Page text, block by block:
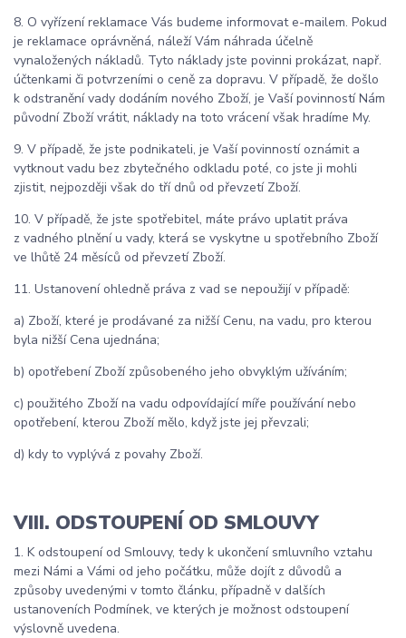
8. O vyřízení reklamace Vás budeme informovat e-mailem. Pokud
je reklamace oprávněná, náleží Vám náhrada účelně
vynaložených nákladů. Tyto náklady jste povinni prokázat, např.
účtenkami či potvrzeními o ceně za dopravu. V případě, že došlo
k odstranění vady dodáním nového Zboží, je Vaší povinností Nám
původní Zboží vrátit, náklady na toto vrácení však hradíme My.
9. V případě, že jste podnikateli, je Vaší povinností oznámit a
vytknout vadu bez zbytečného odkladu poté, co jste ji mohli
zjistit, nejpozději však do tří dnů od převzetí Zboží.
10. V případě, že jste spotřebitel, máte právo uplatit práva
z vadného plnění u vady, která se vyskytne u spotřebního Zboží
ve lhůtě 24 měsíců od převzetí Zboží.
11. Ustanovení ohledně práva z vad se nepoužijí v případě:
a) Zboží, které je prodávané za nižší Cenu, na vadu, pro kterou
byla nižší Cena ujednána;
b) opotřebení Zboží způsobeného jeho obvyklým užíváním;
c) použitého Zboží na vadu odpovídající míře používání nebo
opotřebení, kterou Zboží mělo, když jste jej převzali;
d) kdy to vyplývá z povahy Zboží.
VIII. ODSTOUPENÍ OD SMLOUVY
1. K odstoupení od Smlouvy, tedy k ukončení smluvního vztahu
mezi Námi a Vámi od jeho počátku, může dojít z důvodů a
způsoby uvedenými v tomto článku, případně v dalších
ustanoveních Podmínek, ve kterých je možnost odstoupení
výslovně uvedena.